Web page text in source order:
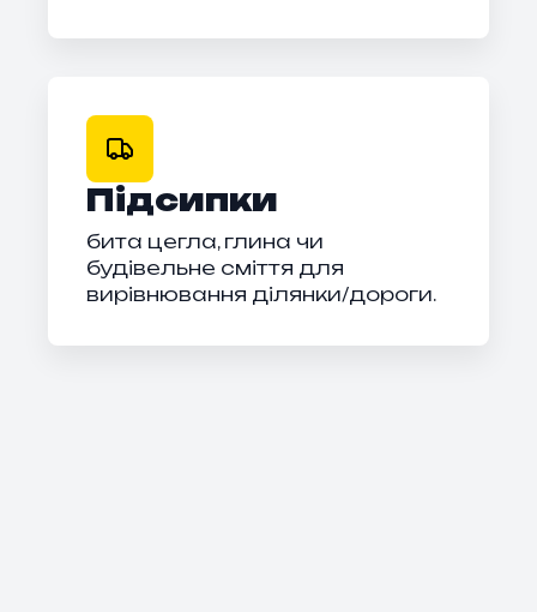
Підсипки
бита цегла, глина чи
будівельне сміття для
вирівнювання ділянки/дороги.